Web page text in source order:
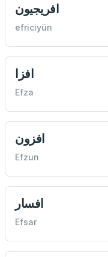
افريجيون
efriciyün
افزا
Efza
افزون
Efzun
افسار
Efsar